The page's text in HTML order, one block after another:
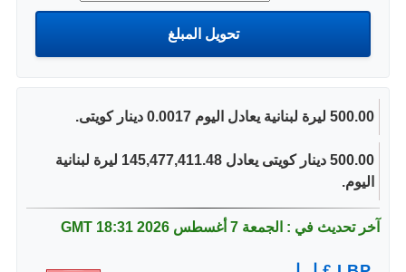
500.00 ليرة لبنانية يعادل اليوم 0.0017 دينار كويتى.
500.00 دينار كويتى يعادل 145,477,411.48 ليرة لبنانية
اليوم.
آخر تحديث في : الجمعة 7 أغسطس 2026 18:31 GMT